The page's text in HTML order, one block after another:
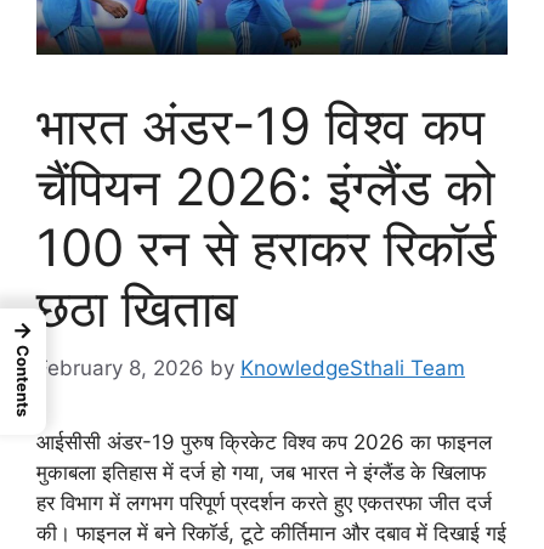
भारत अंडर-19 विश्व कप
चैंपियन 2026: इंग्लैंड को
100 रन से हराकर रिकॉर्ड
छठा खिताब
February 8, 2026 by KnowledgeSthali Team
आईसीसी अंडर-19 पुरुष क्रिकेट विश्व कप 2026 का फाइनल
मुकाबला इतिहास में दर्ज हो गया, जब भारत ने इंग्लैंड के खिलाफ
हर विभाग में लगभग परिपूर्ण प्रदर्शन करते हुए एकतरफा जीत दर्ज
की। फाइनल में बने रिकॉर्ड, टूटे कीर्तिमान और दबाव में दिखाई गई
→
Contents